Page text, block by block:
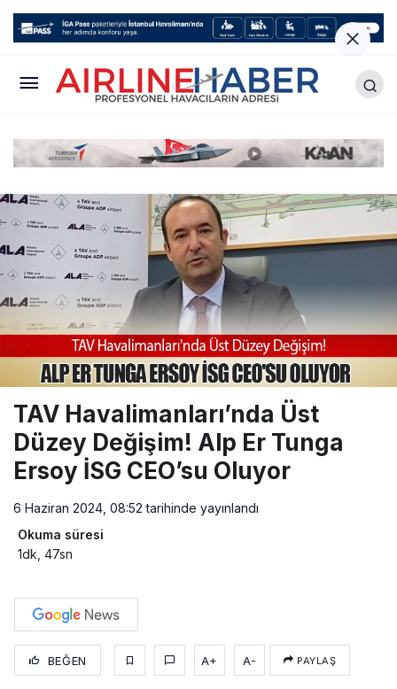
TAV Havalimanları’nda Üst
Düzey Değişim! Alp Er Tunga
Ersoy İSG CEO’su Oluyor
6 Haziran 2024, 08:52 tarihinde yayınlandı
Okuma süresi
1dk, 47sn
BEĞEN A+ A- PAYLAŞ